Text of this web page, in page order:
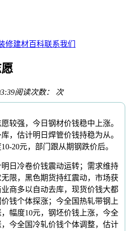
修建材百科联系我们
阅读次数： 次
强，今日钢材价钱稳中上涨。
，估计明日焊管价钱持稳为从。
20元，部门跟从期钢跌价后。
冷卷价钱震动运转；需求维持
限，黑色期货持红震动，市场获
商多以自动去库，现货价钱大都
钱个体探涨；今全国热轧带钢上
幅度10元，钢坯价钱上涨，今全
今全国冷轧价钱个体调整，估计